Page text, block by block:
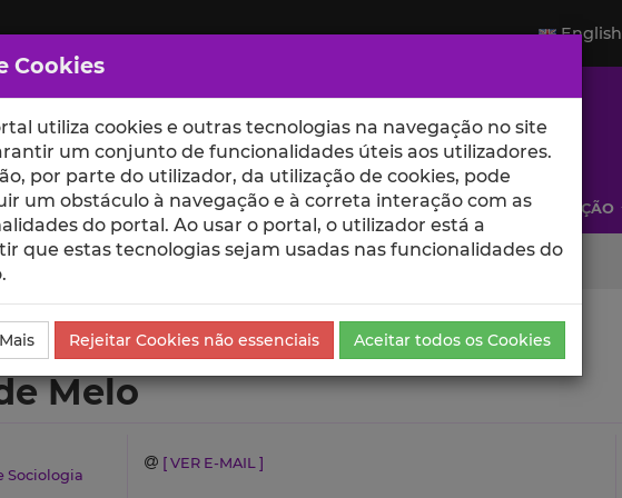
English
ESCOLAS UNIDADES INVESTIGAÇÃO
Melo
Sociologia
[ VER E-MAIL ]
Cookies
utiliza cookies e outras tecnologias na navegação no site
um conjunto de funcionalidades úteis aos utilizadores.
por parte do utilizador, da utilização de cookies, pode
um obstáculo à navegação e à correta interação com as
do portal. Ao usar o portal, o utilizador está a
que estas tecnologias sejam usadas nas funcionalidades do
Rejeitar Cookies não essenciais Aceitar todos os Cookies